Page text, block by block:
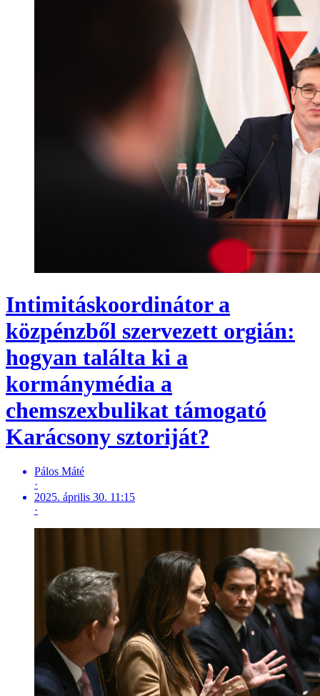
Intimitáskoordinátor a
közpénzből szervezett orgián:
hogyan találta ki a
kormánymédia a
chemszexbulikat támogató
Karácsony sztoriját?
Pálos Máté
·
2025. április 30. 11:15
·